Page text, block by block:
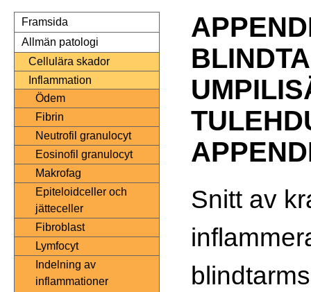
Framsida
Allmän patologi
Cellulära skador
Inflammation
Ödem
Fibrin
Neutrofil granulocyt
Eosinofil granulocyt
Makrofag
Epiteloidceller och
jätteceller
Fibroblast
Lymfocyt
Indelning av
inflammationer
Snitt av